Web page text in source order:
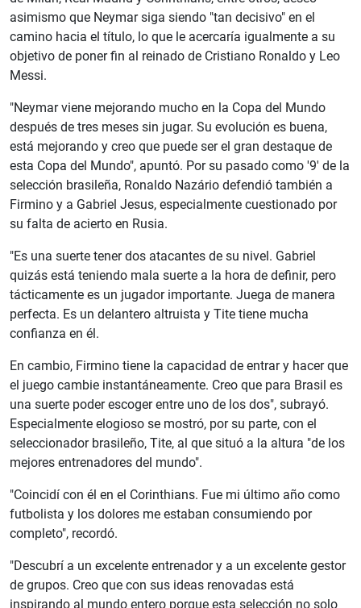
asimismo que Neymar siga siendo "tan decisivo" en el
camino hacia el título, lo que le acercaría igualmente a su
objetivo de poner fin al reinado de Cristiano Ronaldo y Leo
Messi.
"Neymar viene mejorando mucho en la Copa del Mundo
después de tres meses sin jugar. Su evolución es buena,
está mejorando y creo que puede ser el gran destaque de
esta Copa del Mundo", apuntó. Por su pasado como '9' de la
selección brasileña, Ronaldo Nazário defendió también a
Firmino y a Gabriel Jesus, especialmente cuestionado por
su falta de acierto en Rusia.
"Es una suerte tener dos atacantes de su nivel. Gabriel
quizás está teniendo mala suerte a la hora de definir, pero
tácticamente es un jugador importante. Juega de manera
perfecta. Es un delantero altruista y Tite tiene mucha
confianza en él.
En cambio, Firmino tiene la capacidad de entrar y hacer que
el juego cambie instantáneamente. Creo que para Brasil es
una suerte poder escoger entre uno de los dos", subrayó.
Especialmente elogioso se mostró, por su parte, con el
seleccionador brasileño, Tite, al que situó a la altura "de los
mejores entrenadores del mundo".
"Coincidí con él en el Corinthians. Fue mi último año como
futbolista y los dolores me estaban consumiendo por
completo", recordó.
"Descubrí a un excelente entrenador y a un excelente gestor
de grupos. Creo que con sus ideas renovadas está
inspirando al mundo entero porque esta selección no solo